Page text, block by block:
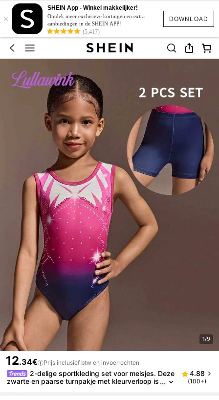
DOWNLOAD
×
SHEIN App - Winkel makkelijker!
Ontdek meer exclusieve kortingen en extra
aanbiedingen in de SHEIN APP!
(5,417)
1/9
12.34€ Prijs inclusief btw en invoerrechten
2-delige sportkleding set voor meisjes. Deze
zwarte en paarse turnpakje met kleurverloop is
4.88
(100+)